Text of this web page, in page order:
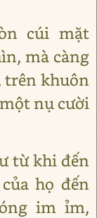
cúi mặt
mà càng
trên khuôn
nụ cười
từ khi đến
họ đến
im ỉm,